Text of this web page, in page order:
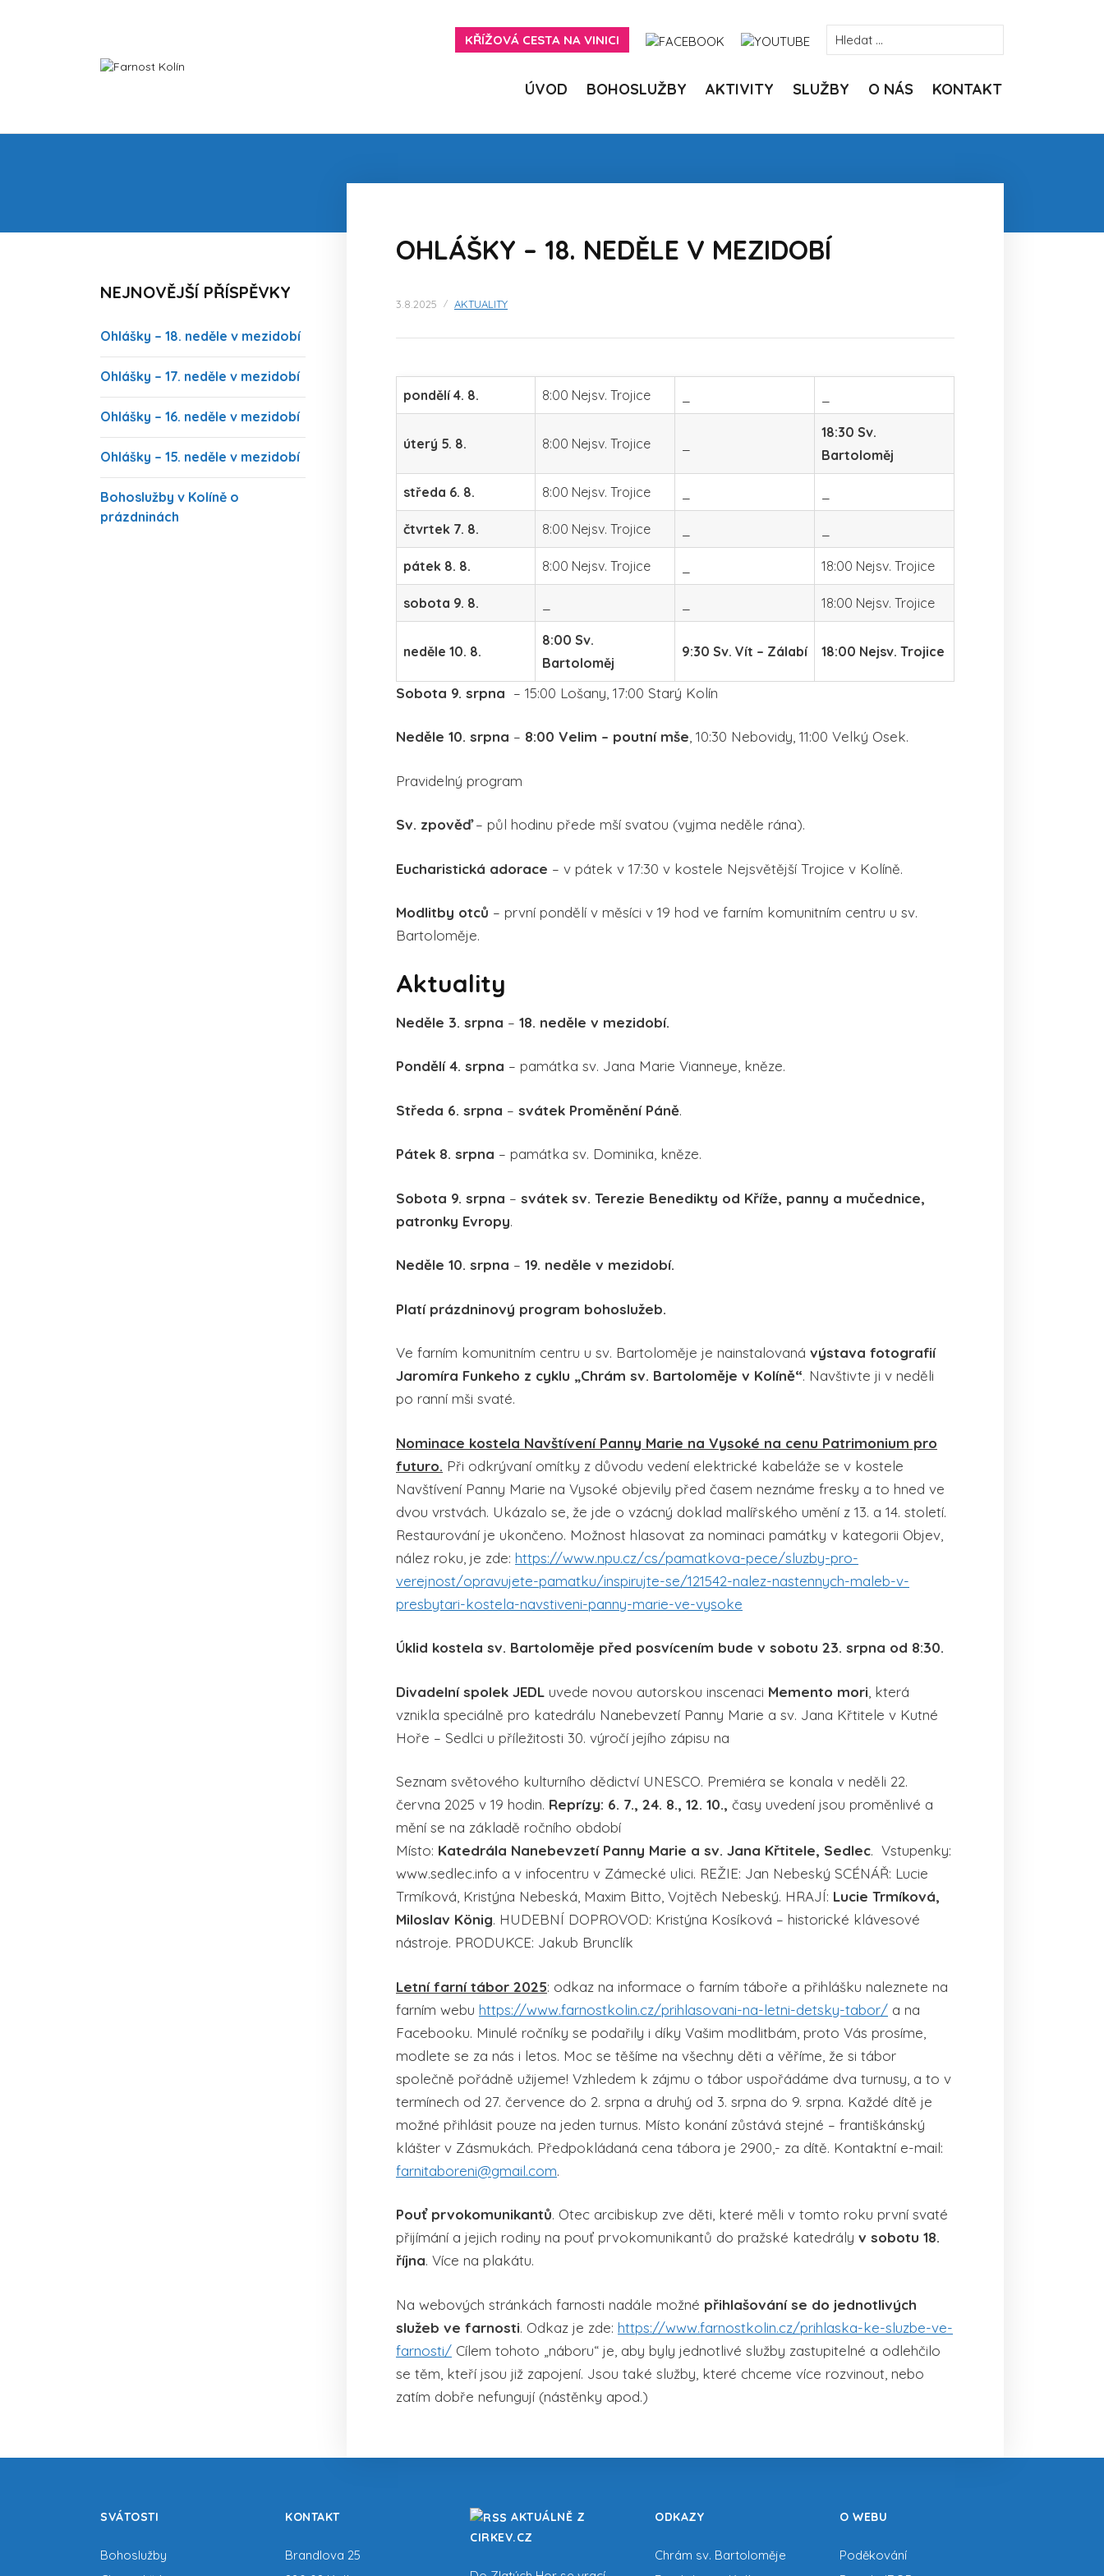
to
content
KŘÍŽOVÁ CESTA NA VINICI
ÚVOD BOHOSLUŽBY AKTIVITY SLUŽBY O NÁS KONTAKT
OHLÁŠKY – 18. NEDĚLE V MEZIDOBÍ
3.8.2025 AKTUALITY
pondělí 4. 8. 8:00 Nejsv. Trojice
úterý 5. 8. 8:00 Nejsv. Trojice
18:30 Sv.
Bartoloměj
středa 6. 8. 8:00 Nejsv. Trojice
čtvrtek 7. 8. 8:00 Nejsv. Trojice
pátek 8. 8. 8:00 Nejsv. Trojice 18:00 Nejsv. Trojice
sobota 9. 8. 18:00 Nejsv. Trojice
neděle 10. 8.
8:00 Sv.
Bartoloměj
9:30 Sv. Vít – Zálabí 18:00 Nejsv. Trojice
Sobota 9. srpna – 15:00 Lošany, 17:00 Starý Kolín
Neděle 10. srpna – 8:00 Velim – poutní mše , 10:30 Nebovidy, 11:00 Velký Osek.
Pravidelný program
Sv. zpověď– půl hodinu přede mší svatou (vyjma neděle rána).
Eucharistická adorace – v pátek v 17:30 v kostele Nejsvětější Trojice v Kolíně.
Modlitby otců – první pondělí v měsíci v 19 hod ve farním komunitním centru u sv.
Bartoloměje.
Aktuality
Neděle 3. srpna – 18. neděle v mezidobí.
Pondělí 4. srpna – památka sv. Jana Marie Vianneye, kněze.
Středa 6. srpna – svátek Proměnění Páně.
Pátek 8. srpna – památka sv. Dominika, kněze.
Sobota 9. srpna – svátek sv. Terezie Benedikty od Kříže, panny a mučednice,
patronky Evropy.
Neděle 10. srpna – 19. neděle v mezidobí.
Platí prázdninový program bohoslužeb.
Ve farním komunitním centru u sv. Bartoloměje je nainstalovaná výstava fotografií
Jaromíra Funkeho z cyklu „Chrám sv. Bartoloměje v Kolíně“. Navštivte ji v neděli
po ranní mši svaté.
Nominace kostela Navštívení Panny Marie na Vysoké na cenu Patrimonium pro
futuro. Při odkrývaní omítky z důvodu vedení elektrické kabeláže se v kostele
Navštívení Panny Marie na Vysoké objevily před časem neznáme fresky a to hned ve
dvou vrstvách. Ukázalo se, že jde o vzácný doklad malířského umění z 13. a 14. století.
Restaurování je ukončeno. Možnost hlasovat za nominaci památky v kategorii Objev,
nález roku, je zde: https://www.npu.cz/cs/pamatkova-pece/sluzby-pro-
verejnost/opravujete-pamatku/inspirujte-se/121542-nalez-nastennych-maleb-v-
presbytari-kostela-navstiveni-panny-marie-ve-vysoke
Úklid kostela sv. Bartoloměje před posvícením bude v sobotu 23. srpna od 8:30.
Divadelní spolek JEDL uvede novou autorskou inscenaci Memento mori , která
vznikla speciálně pro katedrálu Nanebevzetí Panny Marie a sv. Jana Křtitele v Kutné
Hoře – Sedlci u příležitosti 30. výročí jejího zápisu na
Seznam světového kulturního dědictví UNESCO. Premiéra se konala v neděli 22.
června 2025 v 19 hodin. Reprízy: 6. 7., 24. 8., 12. 10., časy uvedení jsou proměnlivé a
mění se na základě ročního období
Místo: Katedrála Nanebevzetí Panny Marie a sv. Jana Křtitele, Sedlec. Vstupenky:
www.sedlec.info a v infocentru v Zámecké ulici. REŽIE: Jan Nebeský SCÉNÁŘ: Lucie
Trmíková, Kristýna Nebeská, Maxim Bitto, Vojtěch Nebeský. HRAJÍ: Lucie Trmíková,
Miloslav König. HUDEBNÍ DOPROVOD: Kristýna Kosíková – historické klávesové
nástroje. PRODUKCE: Jakub Brunclík
Letní farní tábor 2025: odkaz na informace o farním táboře a přihlášku naleznete na
farním webu https://www.farnostkolin.cz/prihlasovani-na-letni-detsky-tabor/ a na
Facebooku. Minulé ročníky se podařily i díky Vašim modlitbám, proto Vás prosíme,
modlete se za nás i letos. Moc se těšíme na všechny děti a věříme, že si tábor
společně pořádně užijeme! Vzhledem k zájmu o tábor uspořádáme dva turnusy, a to v
termínech od 27. července do 2. srpna a druhý od 3. srpna do 9. srpna. Každé dítě je
možné přihlásit pouze na jeden turnus. Místo konání zůstává stejné – františkánský
klášter v Zásmukách. Předpokládaná cena tábora je 2900,- za dítě. Kontaktní e-mail:
farnitaboreni@gmail.com.
Pouť prvokomunikantů. Otec arcibiskup zve děti, které měli v tomto roku první svaté
přijímání a jejich rodiny na pouť prvokomunikantů do pražské katedrály v sobotu 18.
října. Více na plakátu.
Na webových stránkách farnosti nadále možné přihlašování se do jednotlivých
služeb ve farnosti. Odkaz je zde: https://www.farnostkolin.cz/prihlaska-ke-sluzbe-ve-
farnosti/ Cílem tohoto „náboru“ je, aby byly jednotlivé služby zastupitelné a odlehčilo
se těm, kteří jsou již zapojení. Jsou také služby, které chceme více rozvinout, nebo
zatím dobře nefungují (nástěnky apod.)
NEJNOVĚJŠÍ PŘÍSPĚVKY
Ohlášky – 18. neděle v mezidobí
Ohlášky – 17. neděle v mezidobí
Ohlášky – 16. neděle v mezidobí
Ohlášky – 15. neděle v mezidobí
Bohoslužby v Kolíně o
prázdninách
SVÁTOSTI
Bohoslužby
KONTAKT
Brandlova 25
AKTUÁLNĚ Z
CIRKEV.CZ
ODKAZY
Chrám sv. Bartoloměje
O WEBU
Poděkování